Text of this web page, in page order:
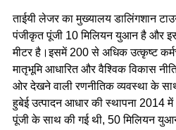
ताईयी लेजर का मुख्यालय डालिंगशान
पंजीकृत पूंजी 10 मिलियन युआन है और
मीटर है।इसमें 200 से अधिक उत्कृष्ट
मातृभूमि आधारित और वैश्विक विकास
ओर देखने वाली रणनीतिक व्यवस्था के
हुबेई उत्पादन आधार की स्थापना 2014
पूंजी के साथ की गई थी, 50 मिलियन